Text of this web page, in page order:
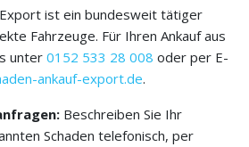
ist ein bundesweit tätiger
Fahrzeuge. Für Ihren Ankauf aus
unter 0152 533 28 008 oder per E-
ankauf-export.de.
Beschreiben Sie Ihr
Schaden telefonisch, per